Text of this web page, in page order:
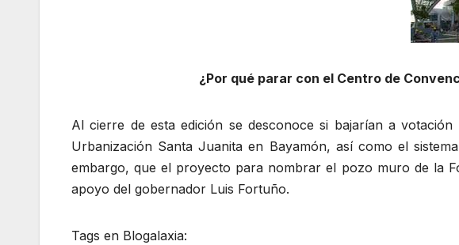
¿Por qué parar con el Centro de
Al cierre de esta edición se desconoce si bajarían a
Urbanización Santa Juanita en Bayamón, así como el
embargo, que el proyecto para nombrar el pozo muro de la
apoyo del gobernador Luis Fortuño.
Tags en Blogalaxia: